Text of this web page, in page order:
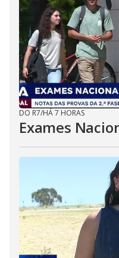
DO R7/HÁ 7 HORAS
Exames